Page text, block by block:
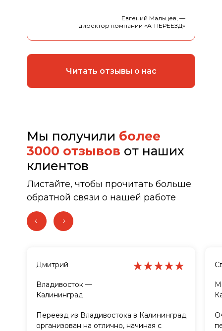
Читать отзывы о нас
Евгений Мальцев, —
директор компании «А-ПЕРЕЕЗД»
Мы получили более
3000 отзывов от наших
клиентов
Листайте, чтобы прочитать больше
обратной связи о нашей работе
Дмитрий
Владивосток —
Калининград
Переезд из Владивостока в Калининград
организован на отлично, начиная с